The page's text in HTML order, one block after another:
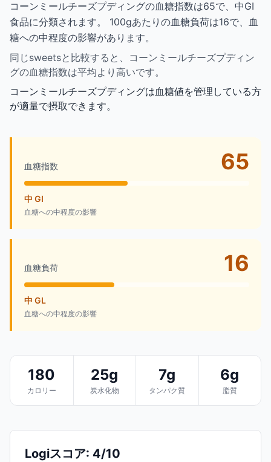
コーンミールチーズプディングの血糖指数は65で、中GI
食品に分類されます。 100gあたりの血糖負荷は16で、血
糖への中程度の影響があります。
同じsweetsと比較すると、コーンミールチーズプディン
グの血糖指数は平均より高いです。
コーンミールチーズプディングは血糖値を管理している方
が適量で摂取できます。
血糖指数 65
中 GI
血糖への中程度の影響
血糖負荷 16
中 GL
血糖への中程度の影響
180
カロリー
25g
炭水化物
7g
タンパク質
6g
脂質
Logiスコア: 4/10